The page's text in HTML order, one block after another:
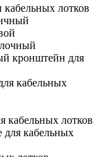
лотков
кронштейн для
кабельных
лотков
для кабельных